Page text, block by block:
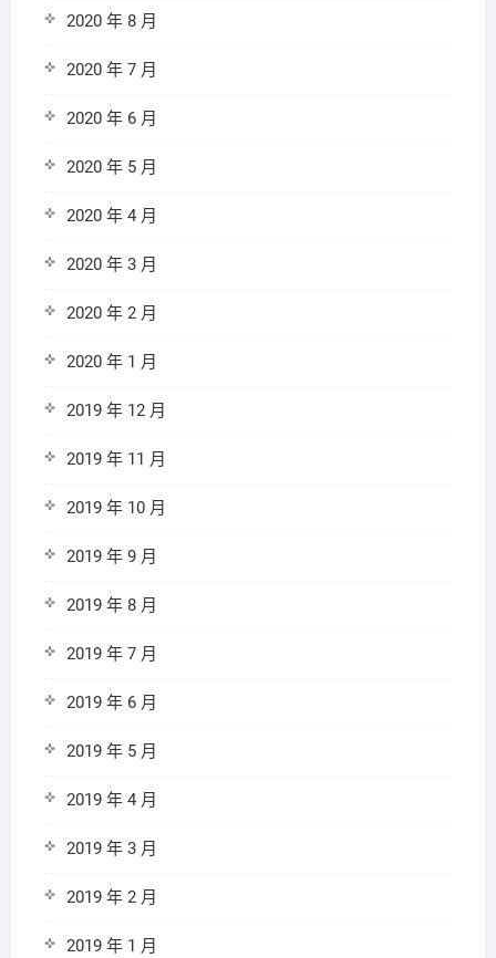
2020 年 8 月
2020 年 7 月
2020 年 6 月
2020 年 5 月
2020 年 4 月
2020 年 3 月
2020 年 2 月
2020 年 1 月
2019 年 12 月
2019 年 11 月
2019 年 10 月
2019 年 9 月
2019 年 8 月
2019 年 7 月
2019 年 6 月
2019 年 5 月
2019 年 4 月
2019 年 3 月
2019 年 2 月
2019 年 1 月